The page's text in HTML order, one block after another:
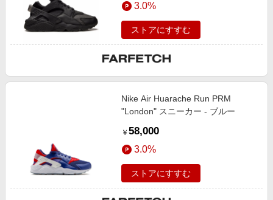
3.0%
ストアにすすむ
Nike Air Huarache Run PRM
"London" スニーカー - ブルー
￥ 58,000
3.0%
ストアにすすむ